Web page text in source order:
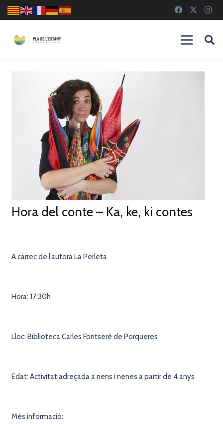
Hora del conte – Ka, ke, ki contes
A càrrec de l’autora La Perleta
Hora: 17:30h
Lloc: Biblioteca Carles Fontserè de Porqueres
Edat: Activitat adreçada a nens i nenes a partir de 4 anys
Més informació: